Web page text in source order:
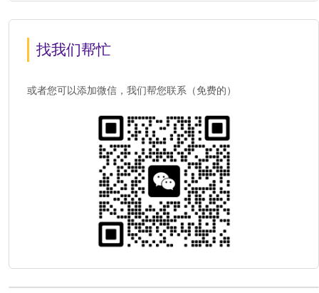
找我们帮忙
或者您可以添加微信，我们帮您联系（免费的）